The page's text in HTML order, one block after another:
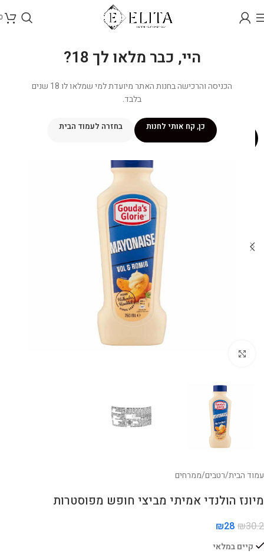
היי, כבר מלאו לך 18?
הכניסה והרכישה בחנות האתר מיועדת למי שמלאו לו 18 שנים
בלבד.
כן, קח אותי לחנות בחזרה לעמוד הבית
עמוד הבית/רטבים/ממרחים
מיונז הולנדי אמיתי מביצי חופש מפוסטרות
₪30.2
₪28
קיים במלאי